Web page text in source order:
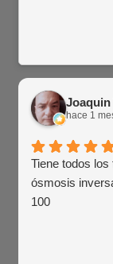
Joaquin
hace 1
Tiene todos
ósmosis
100